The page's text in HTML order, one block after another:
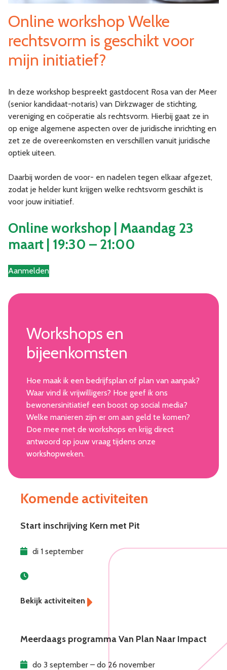
Online workshop Welke
rechtsvorm is geschikt voor
mijn initiatief?
In deze workshop bespreekt gastdocent Rosa van der Meer
(senior kandidaat-notaris) van Dirkzwager de stichting,
vereniging en coöperatie als rechtsvorm. Hierbij gaat ze in
op enige algemene aspecten over de juridische inrichting en
zet ze de overeenkomsten en verschillen vanuit juridische
optiek uiteen.
Daarbij worden de voor- en nadelen tegen elkaar afgezet,
zodat je helder kunt krijgen welke rechtsvorm geschikt is
voor jouw initiatief.
Online workshop | Maandag 23
maart | 19:30 – 21:00
Aanmelden
Workshops en
bijeenkomsten
Hoe maak ik een bedrijfsplan of plan van aanpak?
Waar vind ik vrijwilligers? Hoe geef ik ons
bewonersinitiatief een boost op social media?
Welke manieren zijn er om aan geld te komen?
Doe mee met de workshops en krijg direct
antwoord op jouw vraag tijdens onze
workshopweken.
Komende activiteiten
Start inschrijving Kern met Pit
di 1 september
Meerdaags programma Van Plan Naar Impact
do 3 september – do 26 november